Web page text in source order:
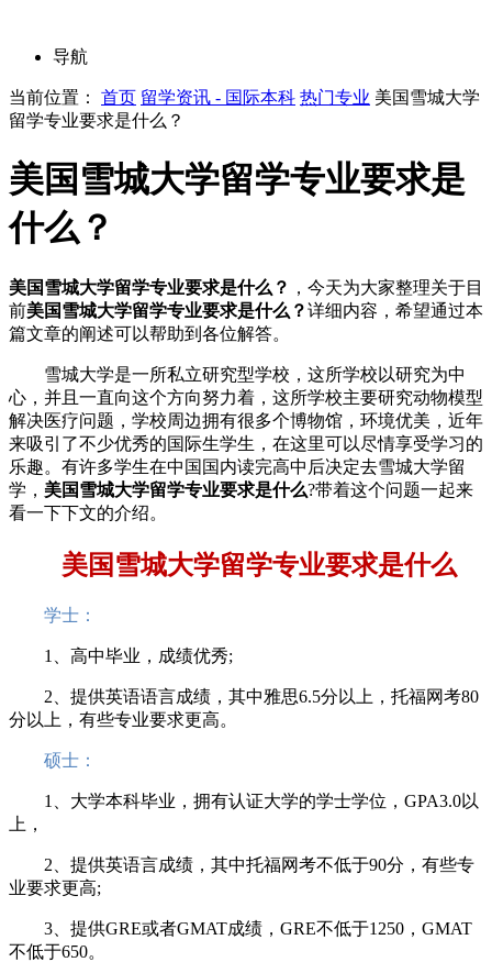
导航
当前位置： 首页 留学资讯 - 国际本科 热门专业 美国雪城大学
留学专业要求是什么？
美国雪城大学留学专业要求是
什么？
美国雪城大学留学专业要求是什么？ ，今天为大家整理关于目
前美国雪城大学留学专业要求是什么？详细内容，希望通过本
篇文章的阐述可以帮助到各位解答。
雪城大学是一所私立研究型学校，这所学校以研究为中
心，并且一直向这个方向努力着，这所学校主要研究动物模型
解决医疗问题，学校周边拥有很多个博物馆，环境优美，近年
来吸引了不少优秀的国际生学生，在这里可以尽情享受学习的
乐趣。有许多学生在中国国内读完高中后决定去雪城大学留
学， 美国雪城大学留学专业要求是什么?带着这个问题一起来
看一下下文的介绍。
美国雪城大学留学专业要求是什么
学士：
1、高中毕业，成绩优秀;
2、提供英语语言成绩，其中雅思6.5分以上，托福网考80
分以上，有些专业要求更高。
硕士：
1、大学本科毕业，拥有认证大学的学士学位，GPA3.0以
上，
2、提供英语言成绩，其中托福网考不低于90分，有些专
业要求更高;
3、提供GRE或者GMAT成绩，GRE不低于1250，GMAT
不低于650。